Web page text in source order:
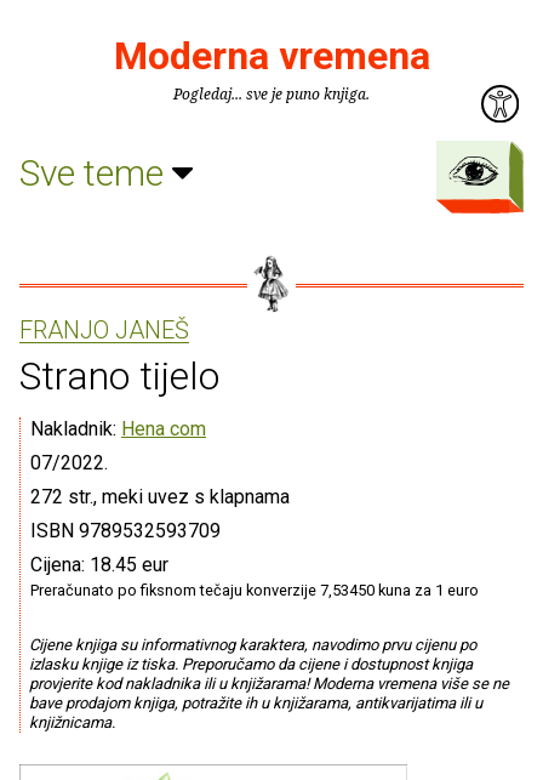
Moderna vremena
Pogledaj... sve je puno knjiga.
Sve teme
FRANJO JANEŠ
Strano tijelo
Nakladnik: Hena com
07/2022.
272 str., meki uvez s klapnama
ISBN 9789532593709
Cijena: 18.45 eur
Preračunato po fiksnom tečaju konverzije 7,53450 kuna za 1 euro
Cijene knjiga su informativnog karaktera, navodimo prvu cijenu po
izlasku knjige iz tiska. Preporučamo da cijene i dostupnost knjiga
provjerite kod nakladnika ili u knjižarama! Moderna vremena više se ne
bave prodajom knjiga, potražite ih u knjižarama, antikvarijatima ili u
knjižnicama.